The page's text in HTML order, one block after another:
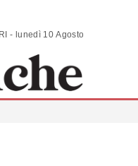
ANALISI | COMMENTI | SCENARI - lunedì 10 Agosto 2026